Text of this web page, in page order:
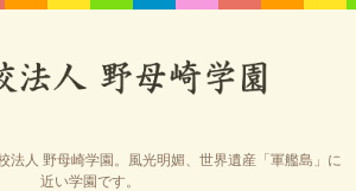
法人 野母崎学園。風光明媚、世界遺産「軍艦島」に
近い学園です。